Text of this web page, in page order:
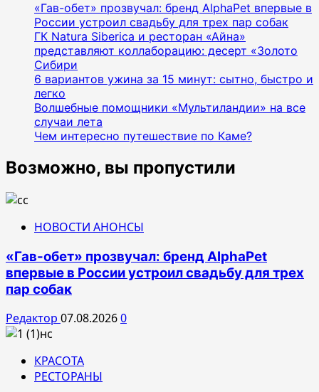
«Гав-обет» прозвучал: бренд AlphaPet впервые в
России устроил свадьбу для трех пар собак
ГК Natura Siberica и ресторан «Айна»
представляют коллаборацию: десерт «Золото
Сибири
6 вариантов ужина за 15 минут: сытно, быстро и
легко
Волшебные помощники «Мультиландии» на все
случаи лета
Чем интересно путешествие по Каме?
Возможно, вы пропустили
НОВОСТИ АНОНСЫ
«Гав-обет» прозвучал: бренд AlphaPet
впервые в России устроил свадьбу для трех
пар собак
Редактор 07.08.20260
КРАСОТА
РЕСТОРАНЫ